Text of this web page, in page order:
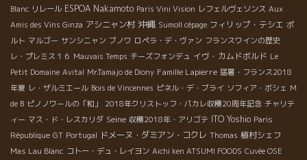
Blanc リレール ESPOA Nakamoto Paris Vini Vision レフェルヴェソンス Aux
Amis des Vins Ginza アシニャン村 沖縄 Sumoll cépage フィリップ・テシエ ポ
ルト マルゴー サンシニャン ブノワ ロペラ・デ・ヴァン フランスワインの歴史
レ・プレミス１６ Mauvais Temps チーズフォンデュ イヴ・カムドボルド Le
Petit Domaine Avital Mr.Tamajo de Diony Famille Lapierre 猛暑・フランス2018
年夏 レ・ザルミエール Bois de Vincennes ピネル・デ・ブライ ソフィア・ボシェ M
de B ピノノワールの「和」 2018年クリストッフ・パカレ収穫20周年記念 チャリテ
ィー マス・ド・レスカリダ Seine 収穫2018年・アリゴテ ITO Yoshio Paris
République GT Portugal ドメーヌ・ダミアン・コクレ Thomas 植村シェフ
Mas Lau Blanc コトー・デュ・レイヨン Aichi ken ATSUMI FOODS Cuvée OSE